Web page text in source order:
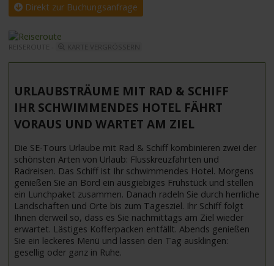
Direkt zur Buchungsanfrage
REISEROUTE -
URLAUBSTRÄUME MIT RAD & SCHIFF
IHR SCHWIMMENDES HOTEL FÄHRT
VORAUS UND WARTET AM ZIEL
Die SE-Tours Urlaube mit Rad & Schiff kombinieren zwei der
schönsten Arten von Urlaub: Flusskreuzfahrten und
Radreisen. Das Schiff ist Ihr schwimmendes Hotel. Morgens
genießen Sie an Bord ein ausgiebiges Frühstück und stellen
ein Lunchpaket zusammen. Danach radeln Sie durch herrliche
Landschaften und Orte bis zum Tagesziel. Ihr Schiff folgt
Ihnen derweil so, dass es Sie nachmittags am Ziel wieder
erwartet. Lästiges Kofferpacken entfällt. Abends genießen
Sie ein leckeres Menü und lassen den Tag ausklingen:
gesellig oder ganz in Ruhe.